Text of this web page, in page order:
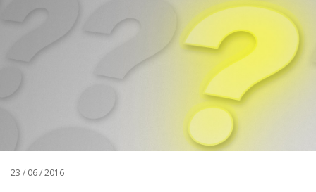
23 / 06 / 2016